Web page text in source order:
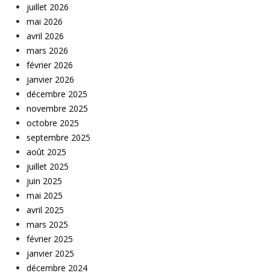
juillet 2026
mai 2026
avril 2026
mars 2026
février 2026
janvier 2026
décembre 2025
novembre 2025
octobre 2025
septembre 2025
août 2025
juillet 2025
juin 2025
mai 2025
avril 2025
mars 2025
février 2025
janvier 2025
décembre 2024